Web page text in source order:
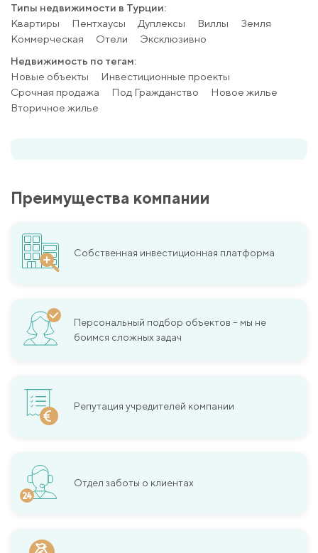
Типы недвижимости в Турции:
Квартиры
Пентхаусы Дуплексы Виллы
Земля
Коммерческая
Отели
Эксклюзивно
Недвижимость по тегам:
Новые объекты
Инвестиционные проекты
Срочная продажа
Под Гражданство
Новое жилье
Вторичное жилье
Преимущества компании
Собственная инвестиционная платформа
Персональный подбор объектов – мы не
боимся сложных задач
Репутация учредителей компании
Отдел заботы о клиентах